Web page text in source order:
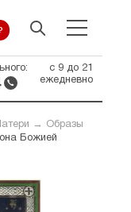
с 9 до 21
ежедневно
→
Образы
Божией